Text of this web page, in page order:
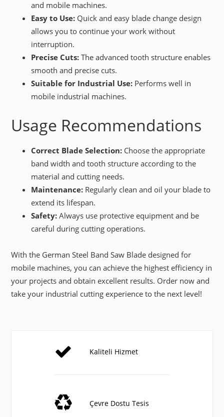
and mobile machines.
Easy to Use: Quick and easy blade change design
allows you to continue your work without
interruption.
Precise Cuts: The advanced tooth structure enables
smooth and precise cuts.
Suitable for Industrial Use: Performs well in
mobile industrial machines.
Usage Recommendations
Correct Blade Selection: Choose the appropriate
band width and tooth structure according to the
material and cutting needs.
Maintenance: Regularly clean and oil your blade to
extend its lifespan.
Safety: Always use protective equipment and be
careful during cutting operations.
With the German Steel Band Saw Blade designed for
mobile machines, you can achieve the highest efficiency in
your projects and obtain excellent results. Order now and
take your industrial cutting experience to the next level!
Kaliteli Hizmet
Çevre Dostu Tesis